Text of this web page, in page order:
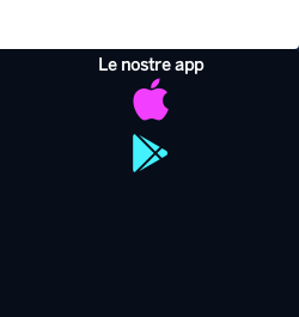
Le nostre app